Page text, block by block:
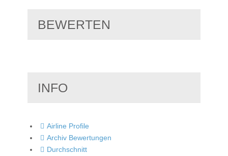
BEWERTEN
INFO
Airline Profile
Archiv Bewertungen
Durchschnitt